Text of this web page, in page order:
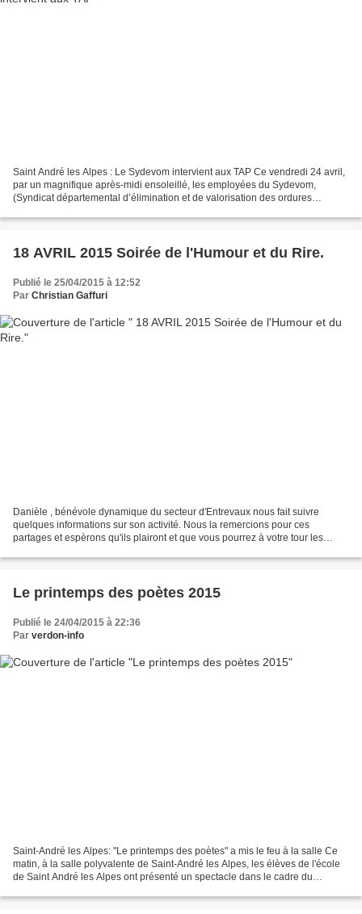
Saint André les Alpes : Le Sydevom intervient aux TAP Ce vendredi 24 avril,
par un magnifique après-midi ensoleillé, les employées du Sydevom,
(Syndicat départemental d’élimination et de valorisation des ordures
18 AVRIL 2015 Soirée de l'Humour et du Rire.
Publié le 25/04/2015 à 12:52
Par Christian Gaffuri
Danièle , bénévole dynamique du secteur d'Entrevaux nous fait suivre
quelques informations sur son activité. Nous la remercions pour ces
partages et espèrons qu'ils plairont et que vous pourrez à votre tour les
Le printemps des poètes 2015
Publié le 24/04/2015 à 22:36
Par verdon-info
Saint-André les Alpes: "Le printemps des poètes" a mis le feu à la salle Ce
matin, à la salle polyvalente de Saint-André les Alpes, les élèves de l'école
de Saint André les Alpes ont présenté un spectacle dans le cadre du